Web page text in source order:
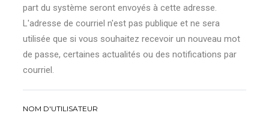
part du système seront envoyés à cette adresse.
L'adresse de courriel n'est pas publique et ne sera
utilisée que si vous souhaitez recevoir un nouveau mot
de passe, certaines actualités ou des notifications par
courriel.
NOM D'UTILISATEUR